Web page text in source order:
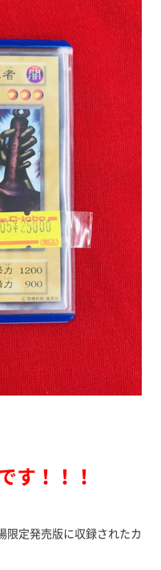
す！！！
限定発売版に収録されたカ